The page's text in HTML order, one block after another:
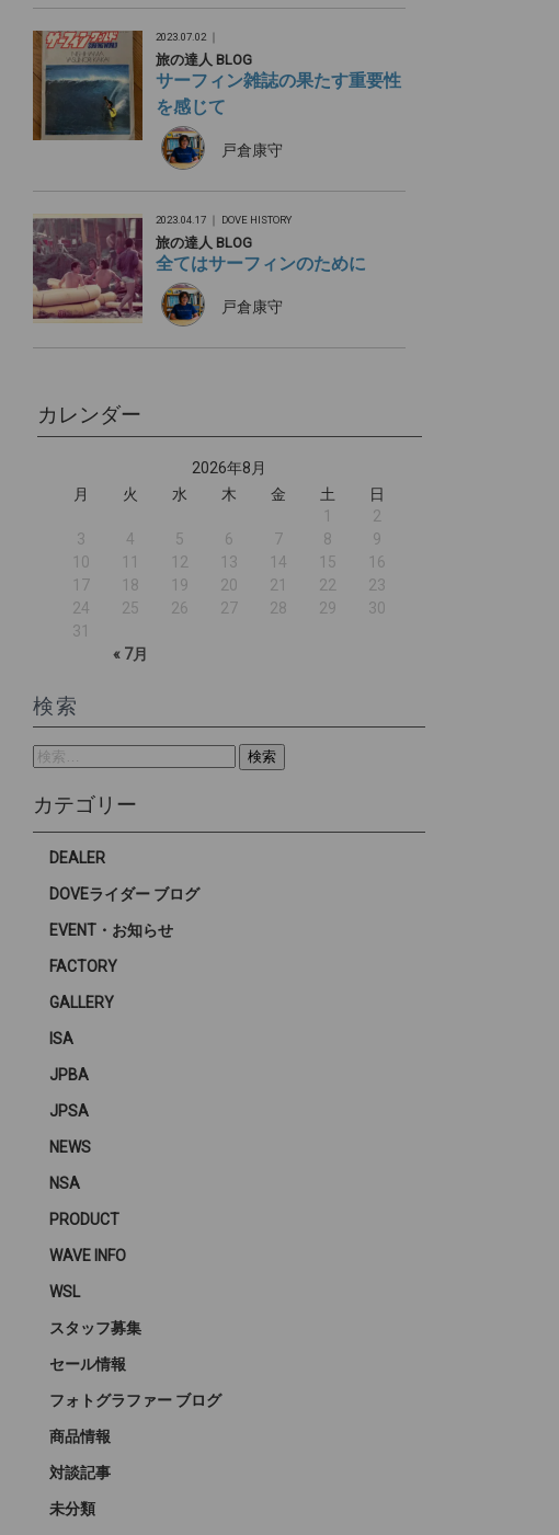
2023.07.02 ｜
旅の達人 BLOG
サーフィン雑誌の果たす重要性
を感じて
戸倉康守
2023.04.17 ｜ DOVE HISTORY
旅の達人 BLOG
全てはサーフィンのために
戸倉康守
カレンダー
2026年8月
月
火 水 木 金 土 日
« 7月
1
2
3
4 5 6 7 8
9
10
11 12 13 14 15
16
17
18 19 20 21 22
23
24
25 26 27 28 29
30
31
検索
検
索:
カテゴリー
DEALER
DOVEライダー ブログ
EVENT・お知らせ
FACTORY
GALLERY
ISA
JPBA
JPSA
NEWS
NSA
PRODUCT
WAVE INFO
WSL
スタッフ募集
セール情報
フォトグラファー ブログ
商品情報
対談記事
未分類